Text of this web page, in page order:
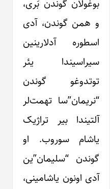
بوغولان گوندن بَری،
و همن گوندن، آدی
اسطوره آدلارینین
سیراسیندا یئر
توتدوغو گوندن
“نریمان”‌سا تهمت‌لر
آلتیندا بیر تراژیک
یاشام سوروب. او
گوندن “سلیمان”ین
آدی اونون یاشامینی،